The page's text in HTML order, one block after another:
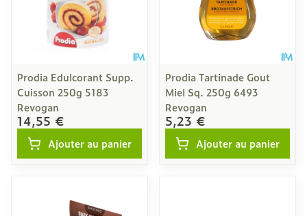
Prodia Edulcorant Supp.
Cuisson 250g 5183
Revogan
14,55 €
Ajouter au panier
Prodia Tartinade Gout
Miel Sq. 250g 6493
Revogan
5,23 €
Ajouter au panier